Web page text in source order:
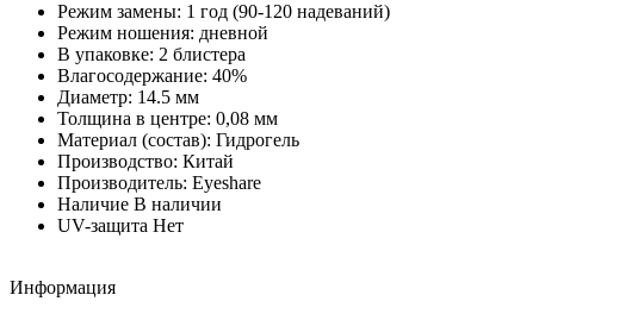
Режим замены: 1 год (90-120 надеваний)
Режим ношения: дневной
В упаковке: 2 блистера
Влагосодержание: 40%
Диаметр: 14.5 мм
Толщина в центре: 0,08 мм
Материал (состав): Гидрогель
Производство: Китай
Производитель: Eyeshare
Наличие В наличии
UV-защита Нет
Информация